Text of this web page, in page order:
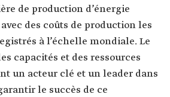
de production d’énergie
des coûts de production les
à l’échelle mondiale. Le
capacités et des ressources
un acteur clé et un leader dans
le succès de ce